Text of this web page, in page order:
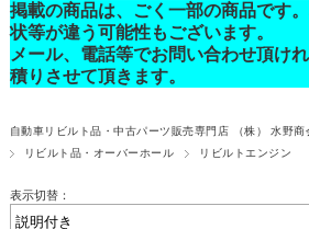
掲載の商品は、ごく一部の商品です
状等が違う可能性もございます。
メール、電話等でお問い合わせ頂け
積りさせて頂きます。
自動車リビルト品・中古パーツ販売専門店 （株） 水野商
リビルト品・オーバーホール
リビルトエンジン
表示切替：